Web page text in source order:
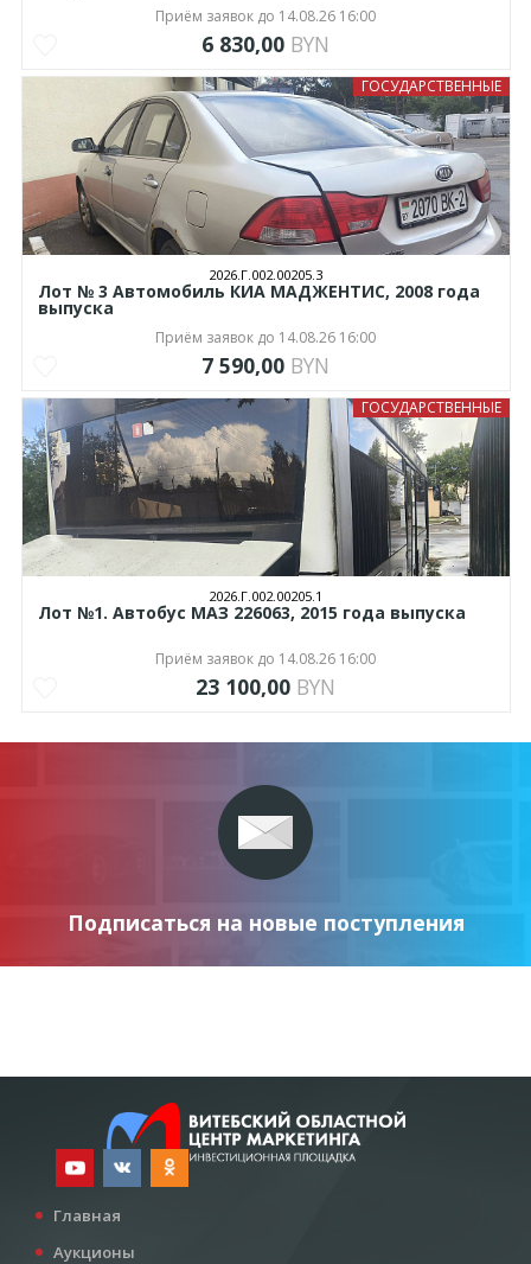
Приём заявок до 14.08.26 16:00
6 830,00 BYN
ГОСУДАРСТВЕННЫЕ
2026.Г.002.00205.3
Лот № 3 Автомобиль КИА МАДЖЕНТИС, 2008 года
выпуска
Приём заявок до 14.08.26 16:00
7 590,00 BYN
ГОСУДАРСТВЕННЫЕ
2026.Г.002.00205.1
Лот №1. Автобус МАЗ 226063, 2015 года выпуска
Приём заявок до 14.08.26 16:00
23 100,00 BYN
Подписаться на новые поступления
Главная
Аукционы